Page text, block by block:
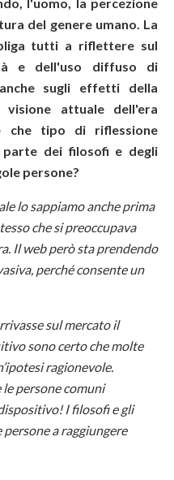
del genere umano. La
tutti a riflettere sul
e dell'uso diffuso di
sugli effetti della
attuale dell'era
che tipo di riflessione
dei filosofi e degli
persone?
lo sappiamo anche prima
che si preoccupava
Il web però sta prendendo
perché consente un
sul mercato il
sono certo che molte
ragionevole.
le persone comuni
I filosofi e gli
a raggiungere